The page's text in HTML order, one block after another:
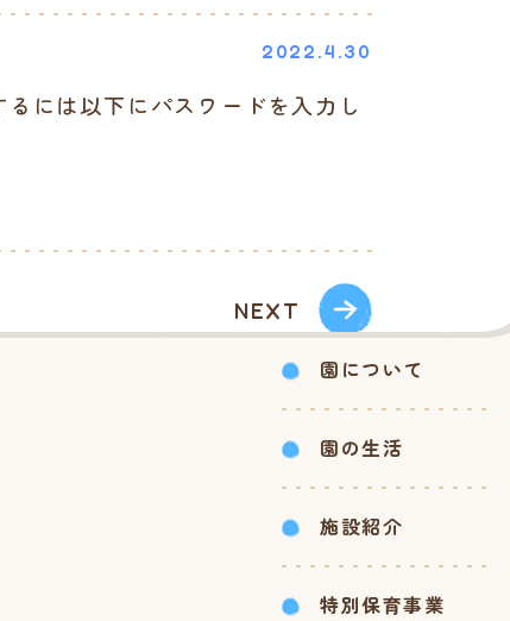
2022.4.30
には以下にパスワードを入力し
NEXT
園について
園の生活
施設紹介
特別保育事業